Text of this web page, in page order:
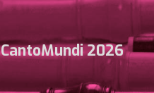
CantoMundi 2026